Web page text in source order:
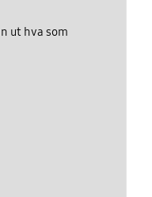
ut hva som